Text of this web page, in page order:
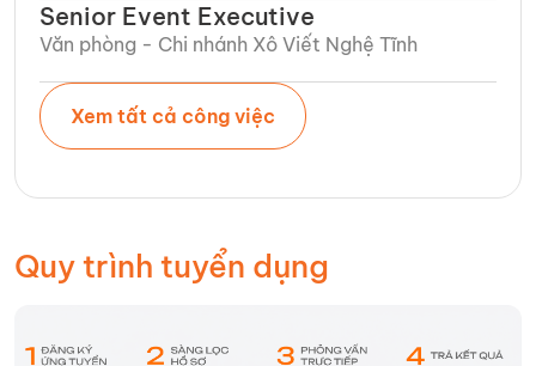
Senior Event Executive
Văn phòng - Chi nhánh Xô Viết Nghệ Tĩnh​
Xem tất cả công việc
Quy trình tuyển dụng